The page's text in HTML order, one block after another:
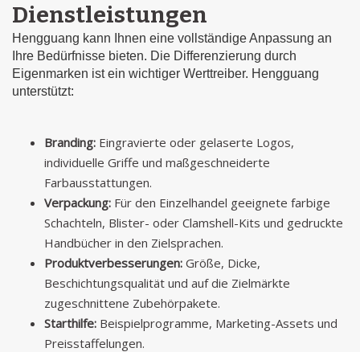
Dienstleistungen
Hengguang kann Ihnen eine vollständige Anpassung an
Ihre Bedürfnisse bieten. Die Differenzierung durch
Eigenmarken ist ein wichtiger Werttreiber. Hengguang
unterstützt:
Branding: Eingravierte oder gelaserte Logos,
individuelle Griffe und maßgeschneiderte
Farbausstattungen.
Verpackung: Für den Einzelhandel geeignete farbige
Schachteln, Blister- oder Clamshell-Kits und gedruckte
Handbücher in den Zielsprachen.
Produktverbesserungen: Größe, Dicke,
Beschichtungsqualität und auf die Zielmärkte
zugeschnittene Zubehörpakete.
Starthilfe: Beispielprogramme, Marketing-Assets und
Preisstaffelungen.